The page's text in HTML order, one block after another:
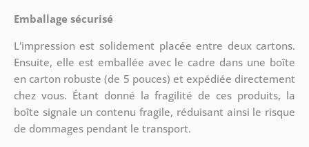
Emballage sécurisé
L'impression est solidement placée entre deux cartons.
Ensuite, elle est emballée avec le cadre dans une boîte
en carton robuste (de 5 pouces) et expédiée directement
chez vous. Étant donné la fragilité de ces produits, la
boîte signale un contenu fragile, réduisant ainsi le risque
de dommages pendant le transport.